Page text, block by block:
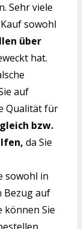
Sehr viele
sowohl
über
hat.
auf
Qualität für
bzw.
da Sie
sowohl in
Bezug auf
können Sie